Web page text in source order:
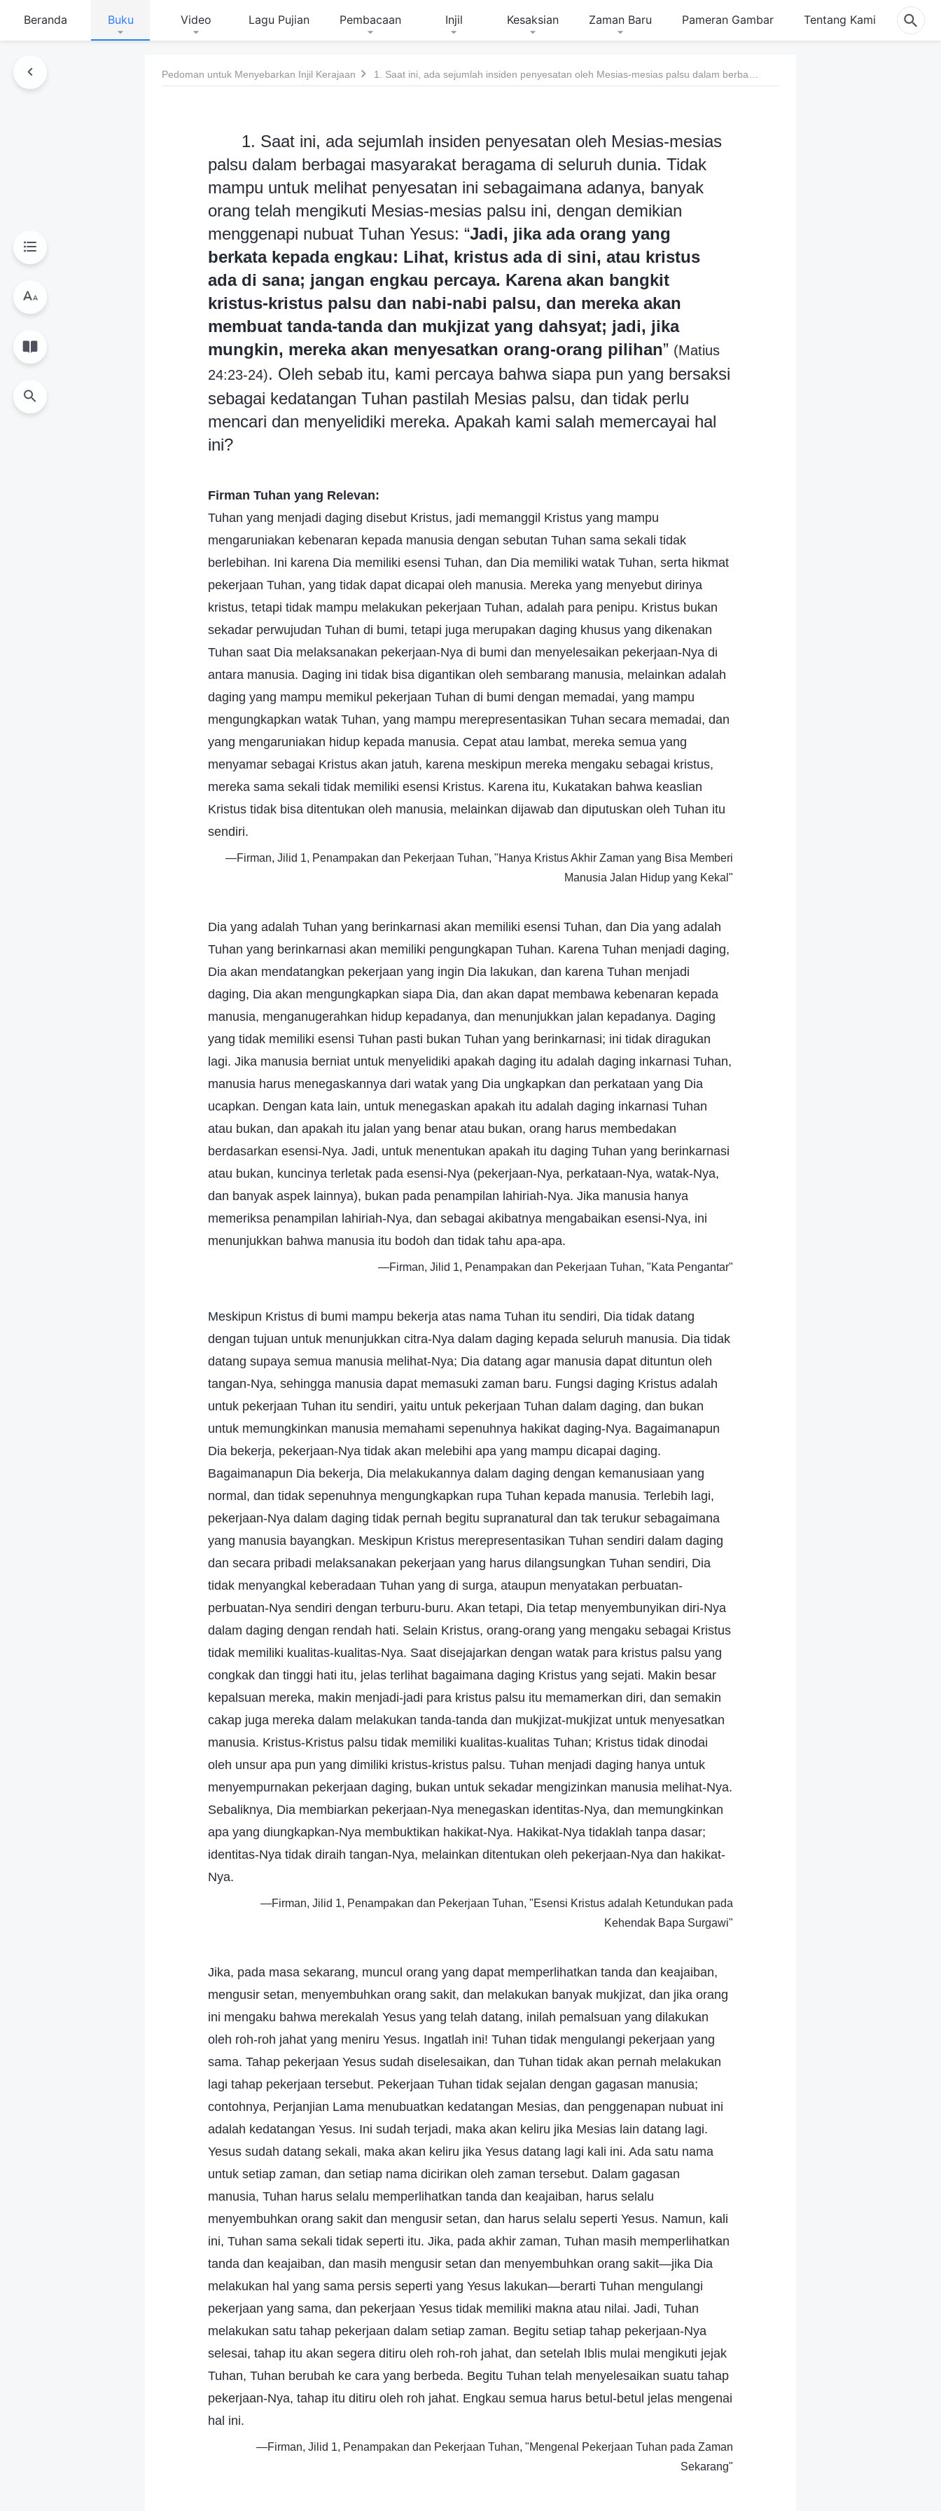
Beranda Buku Video Lagu Pujian Pembacaan Injil Kesaksian Zaman Baru Pameran Gambar Tentang Kami
Pedoman untuk Menyebarkan Injil Kerajaan
1. Saat ini, ada sejumlah insiden penyesatan oleh Mesias-mesias
palsu dalam berbagai masyarakat beragama di seluruh dunia. Tidak
mampu untuk melihat penyesatan ini sebagaimana adanya, banyak
orang telah mengikuti Mesias-mesias palsu ini, dengan demikian
menggenapi nubuat Tuhan Yesus: “Jadi, jika ada orang yang
berkata kepada engkau: Lihat, kristus ada di sini, atau kristus
ada di sana; jangan engkau percaya. Karena akan bangkit
kristus-kristus palsu dan nabi-nabi palsu, dan mereka akan
membuat tanda-tanda dan mukjizat yang dahsyat; jadi, jika
mungkin, mereka akan menyesatkan orang-orang pilihan” (Matius
24:23-24). Oleh sebab itu, kami percaya bahwa siapa pun yang bersaksi
sebagai kedatangan Tuhan pastilah Mesias palsu, dan tidak perlu
mencari dan menyelidiki mereka. Apakah kami salah memercayai hal
ini?
Firman Tuhan yang Relevan:
Tuhan yang menjadi daging disebut Kristus, jadi memanggil Kristus yang mampu
mengaruniakan kebenaran kepada manusia dengan sebutan Tuhan sama sekali tidak
berlebihan. Ini karena Dia memiliki esensi Tuhan, dan Dia memiliki watak Tuhan, serta hikmat
pekerjaan Tuhan, yang tidak dapat dicapai oleh manusia. Mereka yang menyebut dirinya
kristus, tetapi tidak mampu melakukan pekerjaan Tuhan, adalah para penipu. Kristus bukan
sekadar perwujudan Tuhan di bumi, tetapi juga merupakan daging khusus yang dikenakan
Tuhan saat Dia melaksanakan pekerjaan-Nya di bumi dan menyelesaikan pekerjaan-Nya di
antara manusia. Daging ini tidak bisa digantikan oleh sembarang manusia, melainkan adalah
daging yang mampu memikul pekerjaan Tuhan di bumi dengan memadai, yang mampu
mengungkapkan watak Tuhan, yang mampu merepresentasikan Tuhan secara memadai, dan
yang mengaruniakan hidup kepada manusia. Cepat atau lambat, mereka semua yang
menyamar sebagai Kristus akan jatuh, karena meskipun mereka mengaku sebagai kristus,
mereka sama sekali tidak memiliki esensi Kristus. Karena itu, Kukatakan bahwa keaslian
Kristus tidak bisa ditentukan oleh manusia, melainkan dijawab dan diputuskan oleh Tuhan itu
sendiri.
—Firman, Jilid 1, Penampakan dan Pekerjaan Tuhan, "Hanya Kristus Akhir Zaman yang Bisa Memberi
Manusia Jalan Hidup yang Kekal"
Dia yang adalah Tuhan yang berinkarnasi akan memiliki esensi Tuhan, dan Dia yang adalah
Tuhan yang berinkarnasi akan memiliki pengungkapan Tuhan. Karena Tuhan menjadi daging,
Dia akan mendatangkan pekerjaan yang ingin Dia lakukan, dan karena Tuhan menjadi
daging, Dia akan mengungkapkan siapa Dia, dan akan dapat membawa kebenaran kepada
manusia, menganugerahkan hidup kepadanya, dan menunjukkan jalan kepadanya. Daging
yang tidak memiliki esensi Tuhan pasti bukan Tuhan yang berinkarnasi; ini tidak diragukan
lagi. Jika manusia berniat untuk menyelidiki apakah daging itu adalah daging inkarnasi Tuhan,
manusia harus menegaskannya dari watak yang Dia ungkapkan dan perkataan yang Dia
ucapkan. Dengan kata lain, untuk menegaskan apakah itu adalah daging inkarnasi Tuhan
atau bukan, dan apakah itu jalan yang benar atau bukan, orang harus membedakan
berdasarkan esensi-Nya. Jadi, untuk menentukan apakah itu daging Tuhan yang berinkarnasi
atau bukan, kuncinya terletak pada esensi-Nya (pekerjaan-Nya, perkataan-Nya, watak-Nya,
dan banyak aspek lainnya), bukan pada penampilan lahiriah-Nya. Jika manusia hanya
memeriksa penampilan lahiriah-Nya, dan sebagai akibatnya mengabaikan esensi-Nya, ini
menunjukkan bahwa manusia itu bodoh dan tidak tahu apa-apa.
—Firman, Jilid 1, Penampakan dan Pekerjaan Tuhan, "Kata Pengantar"
Meskipun Kristus di bumi mampu bekerja atas nama Tuhan itu sendiri, Dia tidak datang
dengan tujuan untuk menunjukkan citra-Nya dalam daging kepada seluruh manusia. Dia tidak
datang supaya semua manusia melihat-Nya; Dia datang agar manusia dapat dituntun oleh
tangan-Nya, sehingga manusia dapat memasuki zaman baru. Fungsi daging Kristus adalah
untuk pekerjaan Tuhan itu sendiri, yaitu untuk pekerjaan Tuhan dalam daging, dan bukan
untuk memungkinkan manusia memahami sepenuhnya hakikat daging-Nya. Bagaimanapun
Dia bekerja, pekerjaan-Nya tidak akan melebihi apa yang mampu dicapai daging.
Bagaimanapun Dia bekerja, Dia melakukannya dalam daging dengan kemanusiaan yang
normal, dan tidak sepenuhnya mengungkapkan rupa Tuhan kepada manusia. Terlebih lagi,
pekerjaan-Nya dalam daging tidak pernah begitu supranatural dan tak terukur sebagaimana
yang manusia bayangkan. Meskipun Kristus merepresentasikan Tuhan sendiri dalam daging
dan secara pribadi melaksanakan pekerjaan yang harus dilangsungkan Tuhan sendiri, Dia
tidak menyangkal keberadaan Tuhan yang di surga, ataupun menyatakan perbuatan-
perbuatan-Nya sendiri dengan terburu-buru. Akan tetapi, Dia tetap menyembunyikan diri-Nya
dalam daging dengan rendah hati. Selain Kristus, orang-orang yang mengaku sebagai Kristus
tidak memiliki kualitas-kualitas-Nya. Saat disejajarkan dengan watak para kristus palsu yang
congkak dan tinggi hati itu, jelas terlihat bagaimana daging Kristus yang sejati. Makin besar
kepalsuan mereka, makin menjadi-jadi para kristus palsu itu memamerkan diri, dan semakin
cakap juga mereka dalam melakukan tanda-tanda dan mukjizat-mukjizat untuk menyesatkan
manusia. Kristus-Kristus palsu tidak memiliki kualitas-kualitas Tuhan; Kristus tidak dinodai
oleh unsur apa pun yang dimiliki kristus-kristus palsu. Tuhan menjadi daging hanya untuk
menyempurnakan pekerjaan daging, bukan untuk sekadar mengizinkan manusia melihat-Nya.
Sebaliknya, Dia membiarkan pekerjaan-Nya menegaskan identitas-Nya, dan memungkinkan
apa yang diungkapkan-Nya membuktikan hakikat-Nya. Hakikat-Nya tidaklah tanpa dasar;
identitas-Nya tidak diraih tangan-Nya, melainkan ditentukan oleh pekerjaan-Nya dan hakikat-
Nya.
—Firman, Jilid 1, Penampakan dan Pekerjaan Tuhan, "Esensi Kristus adalah Ketundukan pada
Kehendak Bapa Surgawi"
Jika, pada masa sekarang, muncul orang yang dapat memperlihatkan tanda dan keajaiban,
mengusir setan, menyembuhkan orang sakit, dan melakukan banyak mukjizat, dan jika orang
ini mengaku bahwa merekalah Yesus yang telah datang, inilah pemalsuan yang dilakukan
oleh roh-roh jahat yang meniru Yesus. Ingatlah ini! Tuhan tidak mengulangi pekerjaan yang
sama. Tahap pekerjaan Yesus sudah diselesaikan, dan Tuhan tidak akan pernah melakukan
lagi tahap pekerjaan tersebut. Pekerjaan Tuhan tidak sejalan dengan gagasan manusia;
contohnya, Perjanjian Lama menubuatkan kedatangan Mesias, dan penggenapan nubuat ini
adalah kedatangan Yesus. Ini sudah terjadi, maka akan keliru jika Mesias lain datang lagi.
Yesus sudah datang sekali, maka akan keliru jika Yesus datang lagi kali ini. Ada satu nama
untuk setiap zaman, dan setiap nama dicirikan oleh zaman tersebut. Dalam gagasan
manusia, Tuhan harus selalu memperlihatkan tanda dan keajaiban, harus selalu
menyembuhkan orang sakit dan mengusir setan, dan harus selalu seperti Yesus. Namun, kali
ini, Tuhan sama sekali tidak seperti itu. Jika, pada akhir zaman, Tuhan masih memperlihatkan
tanda dan keajaiban, dan masih mengusir setan dan menyembuhkan orang sakit—jika Dia
melakukan hal yang sama persis seperti yang Yesus lakukan—berarti Tuhan mengulangi
pekerjaan yang sama, dan pekerjaan Yesus tidak memiliki makna atau nilai. Jadi, Tuhan
melakukan satu tahap pekerjaan dalam setiap zaman. Begitu setiap tahap pekerjaan-Nya
selesai, tahap itu akan segera ditiru oleh roh-roh jahat, dan setelah Iblis mulai mengikuti jejak
Tuhan, Tuhan berubah ke cara yang berbeda. Begitu Tuhan telah menyelesaikan suatu tahap
pekerjaan-Nya, tahap itu ditiru oleh roh jahat. Engkau semua harus betul-betul jelas mengenai
hal ini.
—Firman, Jilid 1, Penampakan dan Pekerjaan Tuhan, "Mengenal Pekerjaan Tuhan pada Zaman
Sekarang"